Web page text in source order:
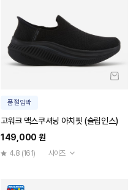
품절임박
고워크 맥스쿠셔닝 아치핏 (슬립인스)
149,000 원
4.8 (161) 사이즈